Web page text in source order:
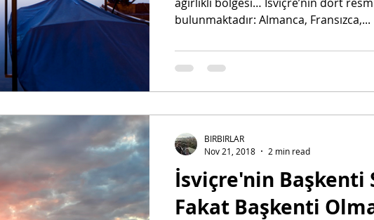
bulunmaktadır: Almanca, Fransızca,...
İsviçre'nin Başkenti
Fakat Başkenti
BIRBIRLAR
Nov 21, 2018
2 min read